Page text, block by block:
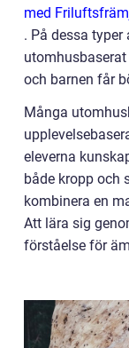
med
. På dessa
och barnen får
Många
eleverna
både kropp och
kombinera en
Att lära sig
förståelse för